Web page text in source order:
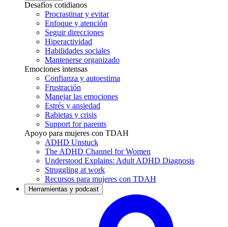
Desafíos cotidianos
Procrastinar y evitar
Enfoque y atención
Seguir direcciones
Hiperactividad
Habilidades sociales
Mantenerse organizado
Emociones intensas
Confianza y autoestima
Frustración
Manejar las emociones
Estrés y ansiedad
Rabietas y crisis
Support for parents
Apoyo para mujeres con TDAH
ADHD Unstuck
The ADHD Channel for Women
Understood Explains: Adult ADHD Diagnosis
Struggling at work
Recursos para mujeres con TDAH
Herramientas y podcast